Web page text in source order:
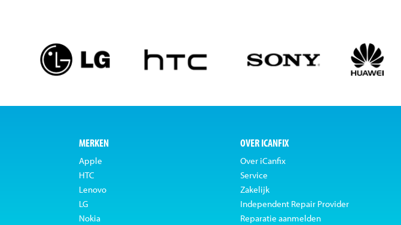
MERKEN
Apple
HTC
Lenovo
LG
Nokia
OVER ICANFIX
Over iCanfix
Service
Zakelijk
Independent Repair Provider
Reparatie aanmelden